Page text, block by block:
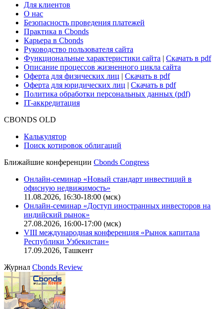
Для клиентов
О нас
Безопасность проведения платежей
Практика в Cbonds
Карьера в Cbonds
Руководство пользователя сайта
Функциональные характеристики сайта | Скачать в pdf
Описание процессов жизненного цикла сайта
Оферта для физических лиц | Скачать в pdf
Оферта для юридических лиц | Скачать в pdf
Политика обработки персональных данных (pdf)
IT-аккредитация
CBONDS OLD
Калькулятор
Поиск котировок облигаций
Ближайшие конференции Cbonds Congress
Онлайн-семинар «Новый стандарт инвестиций в
офисную недвижимость»
11.08.2026, 16:30-18:00 (мск)
Онлайн-семинар «Доступ иностранных инвесторов на
индийский рынок»
27.08.2026, 16:00-17:00 (мск)
VIII международная конференция «Рынок капитала
Республики Узбекистан»
17.09.2026, Ташкент
Журнал Cbonds Review